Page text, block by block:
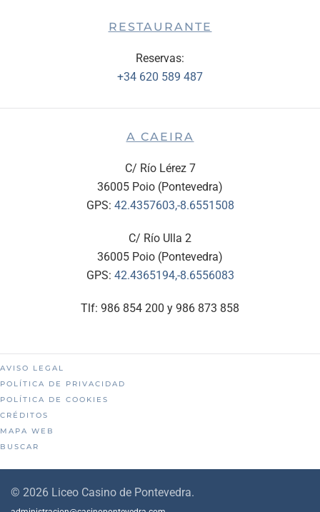
RESTAURANTE
Reservas:
+34 620 589 487
A CAEIRA
C/ Río Lérez 7
36005 Poio (Pontevedra)
GPS: 42.4357603,-8.6551508
C/ Río Ulla 2
36005 Poio (Pontevedra)
GPS: 42.4365194,-8.6556083
Tlf: 986 854 200 y 986 873 858
AVISO LEGAL
POLÍTICA DE PRIVACIDAD
POLÍTICA DE COOKIES
CRÉDITOS
MAPA WEB
BUSCAR
© 2026 Liceo Casino de Pontevedra.